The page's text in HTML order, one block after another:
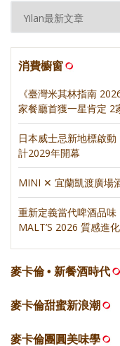
消費櫥窗
《臺灣米其林指南
家餐廳首獲一星肯定 2
日本威士忌新地標啟
計2029年開幕
MINI ✕ 宜蘭凱渡廣場
重新定義當代啤酒品
MALT’S 2026 質感進化
麥卡倫 • 新餐酒時代
麥卡倫甜蜜新浪潮
麥卡倫團圓美味學